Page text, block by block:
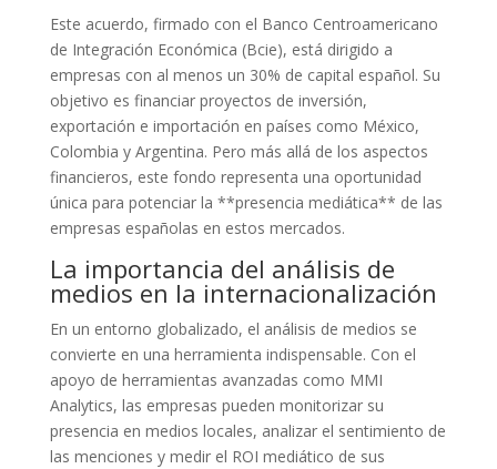
Este acuerdo, firmado con el Banco Centroamericano
de Integración Económica (Bcie), está dirigido a
empresas con al menos un 30% de capital español. Su
objetivo es financiar proyectos de inversión,
exportación e importación en países como México,
Colombia y Argentina. Pero más allá de los aspectos
financieros, este fondo representa una oportunidad
única para potenciar la **presencia mediática** de las
empresas españolas en estos mercados.
La importancia del análisis de
medios en la internacionalización
En un entorno globalizado, el análisis de medios se
convierte en una herramienta indispensable. Con el
apoyo de herramientas avanzadas como MMI
Analytics, las empresas pueden monitorizar su
presencia en medios locales, analizar el sentimiento de
las menciones y medir el ROI mediático de sus